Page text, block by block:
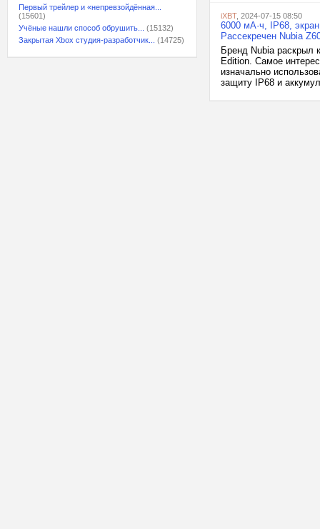
Первый трейлер и «непревзойдённая...
(15601)
Учёные нашли способ обрушить...
(15132)
Закрытая Xbox студия-разработчик...
(14725)
iXBT, 2024-07-15 08:50
6000 мА·ч, IP68,
Рассекречен Nubia
Бренд Nubia раскрыл
Edition. Самое
изначально
защиту IP68 и